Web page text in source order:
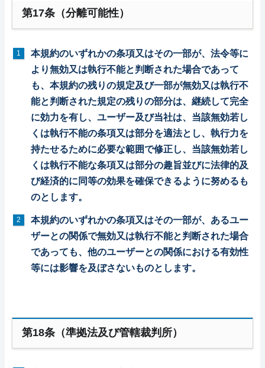
第17条（分離可能性）
本規約のいずれかの条項又はその一部が、法令等に
より無効又は執行不能と判断された場合であって
も、本規約の残りの規定及び一部が無効又は執行不
能と判断された規定の残りの部分は、継続して完全
に効力を有し、ユーザー及び当社は、当該無効若し
くは執行不能の条項又は部分を適法とし、執行力を
持たせるために必要な範囲で修正し、当該無効若し
くは執行不能な条項又は部分の趣旨並びに法律的及
び経済的に同等の効果を確保できるように努めるも
のとします。
本規約のいずれかの条項又はその一部が、あるユー
ザーとの関係で無効又は執行不能と判断された場合
であっても、他のユーザーとの関係における有効性
等には影響を及ぼさないものとします。
第18条（準拠法及び管轄裁判所）